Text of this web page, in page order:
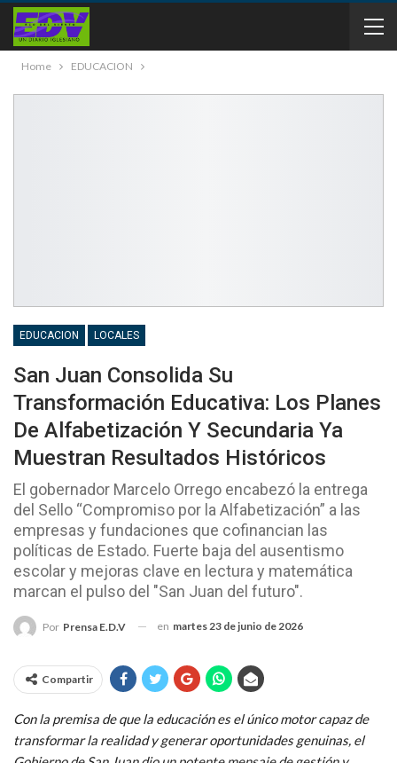
Home EDUCACION
EDUCACION LOCALES
San Juan Consolida Su
Transformación Educativa: Los Planes
De Alfabetización Y Secundaria Ya
Muestran Resultados Históricos
El gobernador Marcelo Orrego encabezó la entrega
del Sello “Compromiso por la Alfabetización” a las
empresas y fundaciones que cofinancian las
políticas de Estado. Fuerte baja del ausentismo
escolar y mejoras clave en lectura y matemática
marcan el pulso del "San Juan del futuro".
Por Prensa E.D.V en martes 23 de junio de 2026
Compartir
Con la premisa de que la educación es el único motor capaz de
transformar la realidad y generar oportunidades genuinas, el